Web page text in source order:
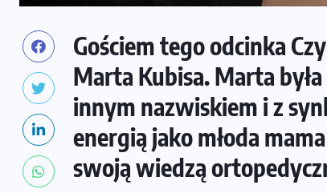
Gościem tego odcinka
Marta Kubisa. Marta
innym nazwiskiem i z
energią jako młoda
swoją wiedzą